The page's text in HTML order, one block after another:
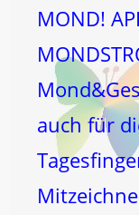
MOND!
auch für